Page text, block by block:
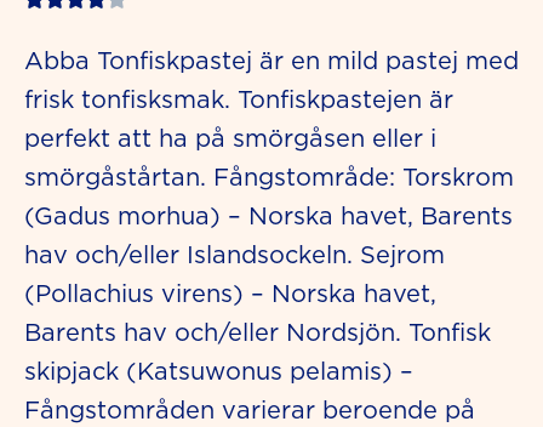
out
of
5
Abba Tonfiskpastej är en mild pastej med
frisk tonfisksmak. Tonfiskpastejen är
perfekt att ha på smörgåsen eller i
smörgåstårtan. Fångstområde: Torskrom
(Gadus morhua) – Norska havet, Barents
hav och/eller Islandsockeln. Sejrom
(Pollachius virens) – Norska havet,
Barents hav och/eller Nordsjön. Tonfisk
skipjack (Katsuwonus pelamis) –
Fångstområden varierar beroende på